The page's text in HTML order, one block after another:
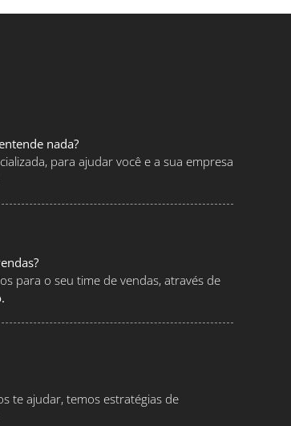
nada?
para ajudar você e a sua empresa
para o seu time de vendas, através de
te ajudar, temos estratégias de